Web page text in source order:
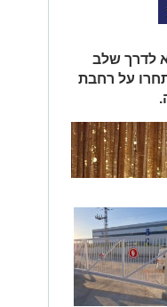
לדרך שלב
על רחבת